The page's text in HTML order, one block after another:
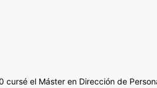
el Máster en Dirección de